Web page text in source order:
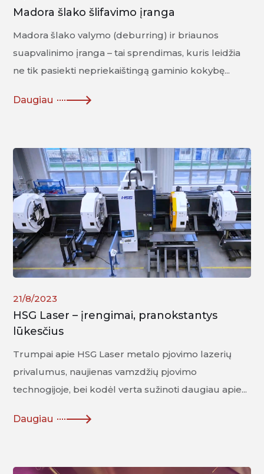
Madora šlako šlifavimo įranga
Madora šlako valymo (deburring) ir briaunos
suapvalinimo įranga – tai sprendimas, kuris leidžia
ne tik pasiekti nepriekaištingą gaminio kokybę...
Daugiau
21/8/2023
HSG Laser – įrengimai, pranokstantys
lūkesčius
Trumpai apie HSG Laser metalo pjovimo lazerių
privalumus, naujienas vamzdžių pjovimo
technogijoje, bei kodėl verta sužinoti daugiau apie...
Daugiau